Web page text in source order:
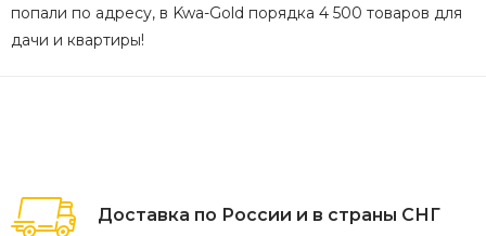
попали по адресу, в Kwa-Gold порядка 4 500 товаров для
дачи и квартиры!
Доставка по России и в страны СНГ